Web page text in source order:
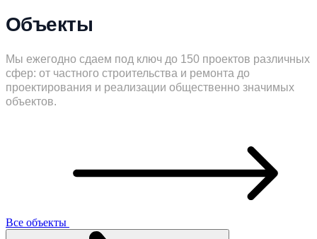
Объекты
Мы ежегодно сдаем под ключ до 150 проектов различных
сфер: от частного строительства и ремонта до
проектирования и реализации общественно значимых
объектов.
Все объекты